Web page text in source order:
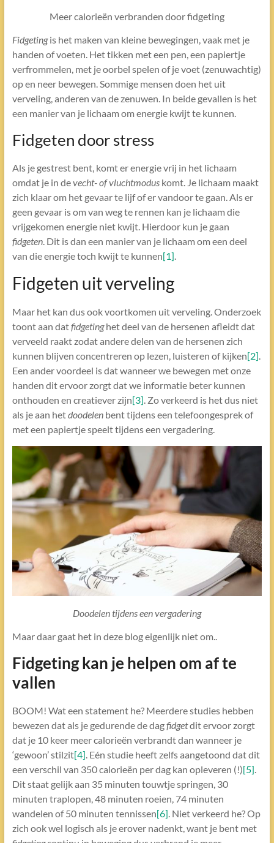
Meer calorieën verbranden door fidgeting
Fidgetingis het maken van kleine bewegingen, vaak met je
handen of voeten. Het tikken met een pen, een papiertje
verfrommelen, met je oorbel spelen of je voet (zenuwachtig)
op en neer bewegen. Sommige mensen doen het uit
verveling, anderen van de zenuwen. In beide gevallen is het
een manier van je lichaam om energie kwijt te kunnen.
Fidgeten door stress
Als je gestrest bent, komt er energie vrij in het lichaam
omdat je in devecht- of vluchtmodus komt. Je lichaam maakt
zich klaar om het gevaar te lijf of er vandoor te gaan. Als er
geen gevaar is om van weg te rennen kan je lichaam die
vrijgekomen energie niet kwijt. Hierdoor kun je gaan
fidgeten. Dit is dan een manier van je lichaam om een deel
van die energie toch kwijt te kunnen[1].
Fidgeten uit verveling
Maar het kan dus ook voortkomen uit verveling. Onderzoek
toont aan datfidgetinghet deel van de hersenen afleidt dat
verveeld raakt zodat andere delen van de hersenen zich
kunnen blijven concentreren op lezen, luisteren of kijken[2].
Een ander voordeel is dat wanneer we bewegen met onze
handen dit ervoor zorgt dat we informatie beter kunnen
onthouden en creatiever zijn[3]. Zo verkeerd is het dus niet
als je aan hetdoodelen bent tijdens een telefoongesprek of
met een papiertje speelt tijdens een vergadering.
Doodelen tijdens een vergadering
Maar daar gaat het in deze blog eigenlijk niet om..
Fidgeting kan je helpen om af te
vallen
BOOM! Wat een statement he? Meerdere studies hebben
bewezen dat als je gedurende de dagfidgetdit ervoor zorgt
dat je 10 keer meer calorieën verbrandt dan wanneer je
‘gewoon’ stilzit[4]. Eén studie heeft zelfs aangetoond dat dit
een verschil van 350 calorieën per dag kan opleveren (!)[5].
Dit staat gelijk aan 35 minuten touwtje springen, 30
minuten traplopen, 48 minuten roeien, 74 minuten
wandelen of 50 minuten tennissen[6]. Niet verkeerd he? Op
zich ook wel logisch als je erover nadenkt, want je bent met